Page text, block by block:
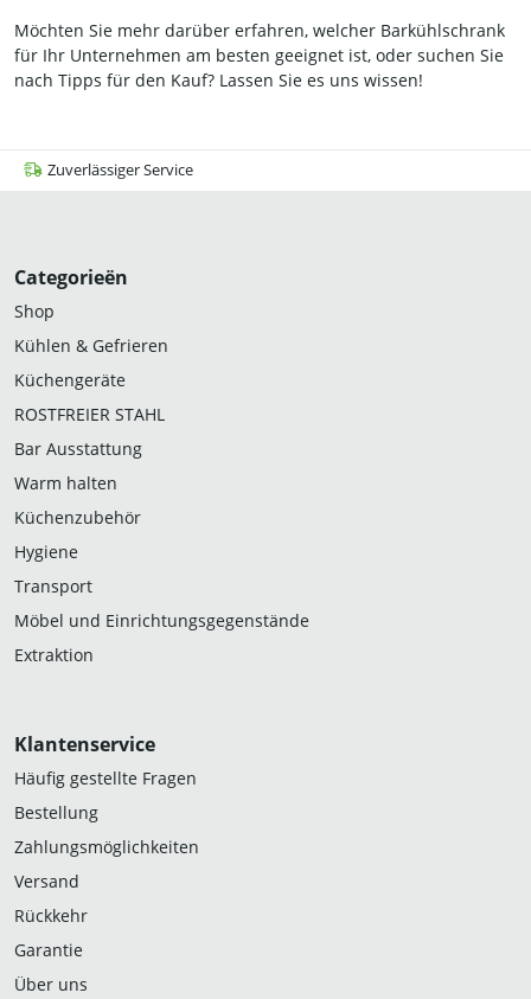
Möchten Sie mehr darüber erfahren, welcher Barkühlschrank
für Ihr Unternehmen am besten geeignet ist, oder suchen Sie
nach Tipps für den Kauf? Lassen Sie es uns wissen!
Zuverlässiger Service
Categorieën
Shop
Kühlen & Gefrieren
Küchengeräte
ROSTFREIER STAHL
Bar Ausstattung
Warm halten
Küchenzubehör
Hygiene
Transport
Möbel und Einrichtungsgegenstände
Extraktion
Klantenservice
Häufig gestellte Fragen
Bestellung
Zahlungsmöglichkeiten
Versand
Rückkehr
Garantie
Über uns